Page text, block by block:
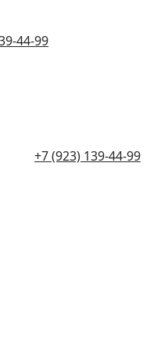
44-99
+7 (923) 139-44-99